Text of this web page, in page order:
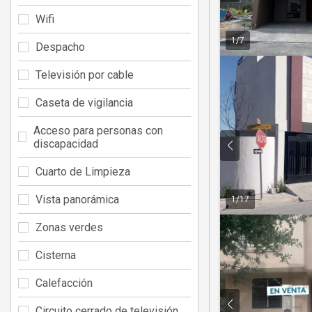
1/7
1/17
Wifi
Despacho
Televisión por cable
Caseta de vigilancia
Acceso para personas con
discapacidad
Cuarto de Limpieza
Vista panorámica
Zonas verdes
Cisterna
Calefacción